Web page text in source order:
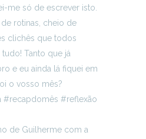
de Guilherme com a